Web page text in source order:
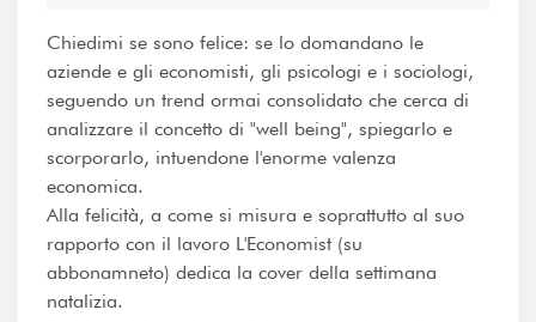
Chiedimi se sono felice: se lo domandano le
aziende e gli economisti, gli psicologi e i sociologi,
seguendo un trend ormai consolidato che cerca di
analizzare il concetto di "well being", spiegarlo e
scorporarlo, intuendone l'enorme valenza
economica.
Alla felicità, a come si misura e soprattutto al suo
rapporto con il lavoro L'Economist (su
abbonamneto) dedica la cover della settimana
natalizia.